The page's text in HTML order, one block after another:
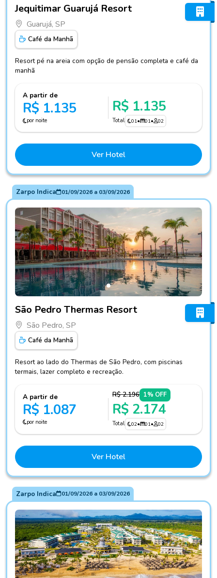
Jequitimar Guarujá Resort
Guarujá, SP
Café da Manhã
Resort pé na areia com opção de pensão completa e café da
manhã
A partir de
R$ 1.135
por noite
R$ 1.135
Total 01• 01• 02
Ver Hotel
Zarpo Indica 01/09/2026a 03/09/2026
São Pedro Thermas Resort
São Pedro, SP
Café da Manhã
Resort ao lado do Thermas de São Pedro, com piscinas
termais, lazer completo e recreação.
A partir de
R$ 1.087
por noite
R$ 2.196 1% OFF
R$ 2.174
Total 02• 01• 02
Ver Hotel
Zarpo Indica 01/09/2026a 03/09/2026